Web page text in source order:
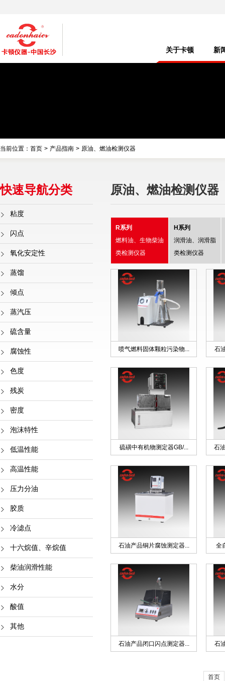
关于卡顿 新
当前位置： 首页 > 产品指南 > 原油、燃油检测仪器
快速导航分类
粘度
闪点
氧化安定性
蒸馏
倾点
蒸汽压
硫含量
腐蚀性
色度
残炭
密度
泡沫特性
低温性能
高温性能
压力分油
胶质
冷滤点
十六烷值、辛烷值
柴油润滑性能
水分
酸值
其他
原油、燃油检测仪器
R系列
燃料油、生物柴油
类检测仪器
H系列
润滑油、润滑脂
类检测仪器
喷气燃料固体颗粒污染物... 石
硫磺中有机物测定器GB/... 石
石油产品铜片腐蚀测定器... 全
石油产品闭口闪点测定器... 石
首页